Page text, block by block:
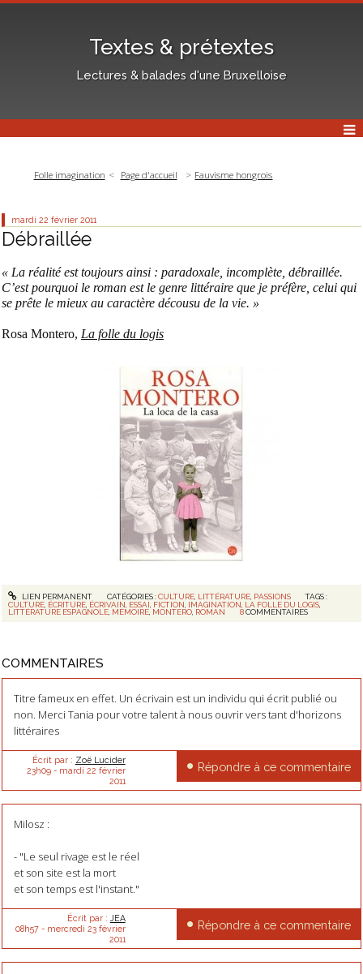
Textes & prétextes
Lectures & balades d'une Bruxelloise
Folle imagination Page d'accueil Fauvisme hongrois
mardi 22 février 2011
Débraillée
« La réalité est toujours ainsi : paradoxale, incomplète, débraillée.
C’est pourquoi le roman est le genre littéraire que je préfère, celui qui
se prête le mieux au caractère décousu de la vie. »
Rosa Montero, La folle du logis
LIEN PERMANENT CATÉGORIES :CULTURE, LITTÉRATURE, PASSIONS
TAGS :
CULTURE, ÉCRITURE, ÉCRIVAIN, ESSAI, FICTION, IMAGINATION, LA FOLLE DU LOGIS,
LITTÉRATURE ESPAGNOLE, MÉMOIRE, MONTERO, ROMAN 8 COMMENTAIRES
COMMENTAIRES
Titre fameux en effet. Un écrivain est un individu qui écrit publié ou
non. Merci Tania pour votre talent à nous ouvrir vers tant d'horizons
littéraires
Écrit par : Zoë Lucider
23h09- mardi 22 février
2011
Répondre à ce commentaire
Milosz :
- "Le seul rivage est le réel
et son site est la mort
et son temps est l'instant."
Écrit par : JEA
08h57- mercredi 23 février
2011
Répondre à ce commentaire